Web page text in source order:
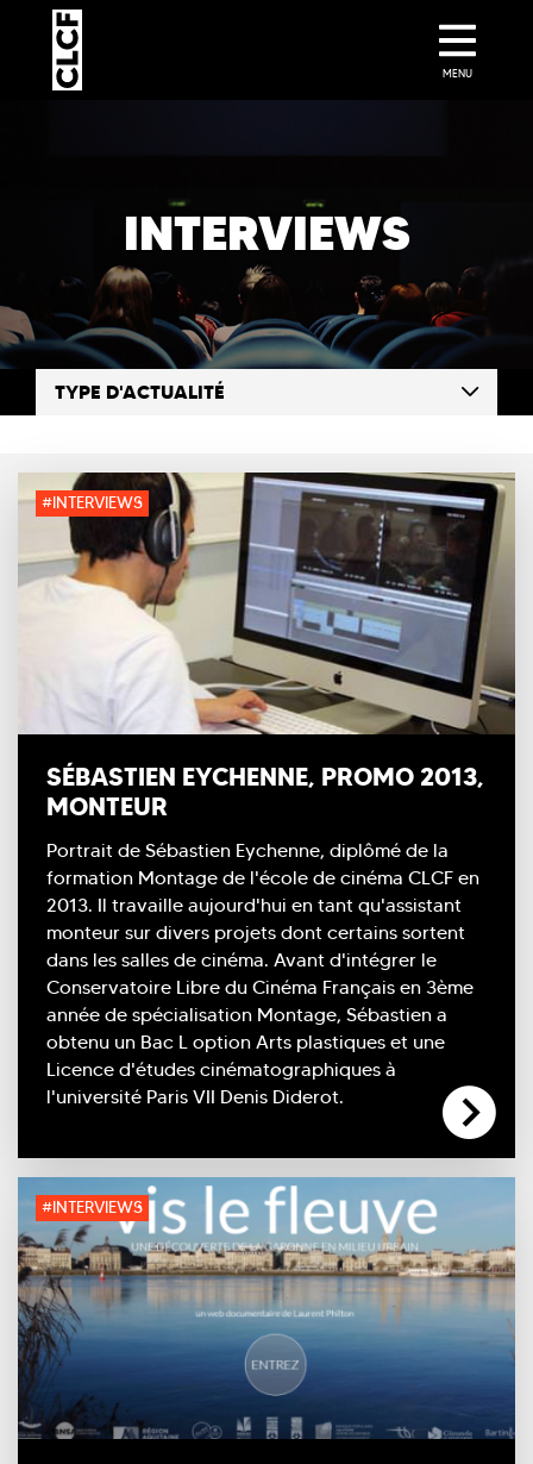
INTERVIEWS
TYPE D'ACTUALITÉ
#INTERVIEWS
SÉBASTIEN EYCHENNE, PROMO 2013,
MONTEUR
Portrait de Sébastien Eychenne, diplômé de la
formation Montage de l'école de cinéma CLCF en
2013. Il travaille aujourd'hui en tant qu'assistant
monteur sur divers projets dont certains sortent
dans les salles de cinéma. Avant d'intégrer le
Conservatoire Libre du Cinéma Français en 3ème
année de spécialisation Montage, Sébastien a
obtenu un Bac L option Arts plastiques et une
Licence d'études cinématographiques à
l'université Paris VII Denis Diderot.
#INTERVIEWS
MENU